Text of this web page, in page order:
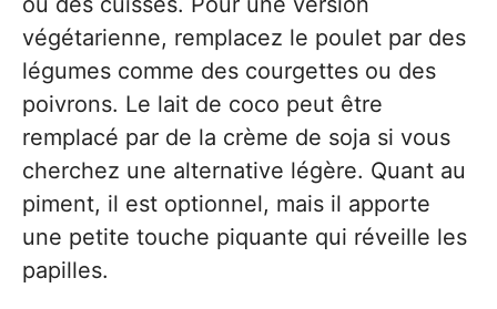
végétarienne, remplacez le poulet par des
légumes comme des courgettes ou des
poivrons. Le lait de coco peut être
remplacé par de la crème de soja si vous
cherchez une alternative légère. Quant au
piment, il est optionnel, mais il apporte
une petite touche piquante qui réveille les
papilles.